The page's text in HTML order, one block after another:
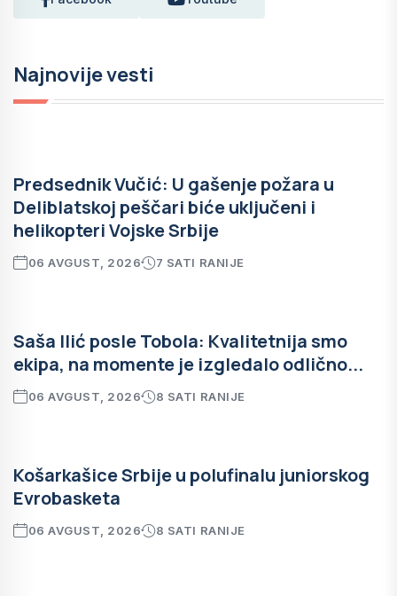
Najnovije vesti
Predsednik Vučić: U gašenje požara u
Deliblatskoj peščari biće uključeni i
helikopteri Vojske Srbije
06 AVGUST, 2026 7 SATI RANIJE
Saša Ilić posle Tobola: Kvalitetnija smo
ekipa, na momente je izgledalo odlično...
06 AVGUST, 2026 8 SATI RANIJE
Košarkašice Srbije u polufinalu juniorskog
Evrobasketa
06 AVGUST, 2026 8 SATI RANIJE